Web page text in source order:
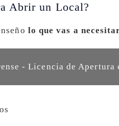
Abrir un Local?
lo que vas a
- Licencia de Apertura